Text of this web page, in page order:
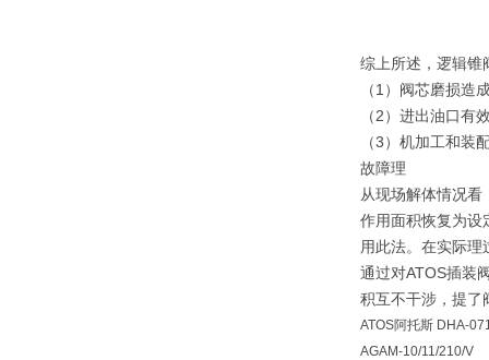
综上所述，逻辑锥
（1）阀芯磨损造
（2）进出油口有
（3）机加工和装
故障理
从现场解体情况
作用面积恢复为设
用此法。在实际理
通过对ATOS插装
积互不干涉，提了
ATOS阿托斯 DHA-
AGAM-10/11/210/V